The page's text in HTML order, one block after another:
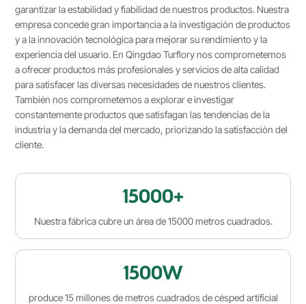
garantizar la estabilidad y fiabilidad de nuestros productos. Nuestra
empresa concede gran importancia a la investigación de productos
y a la innovación tecnológica para mejorar su rendimiento y la
experiencia del usuario. En Qingdao Turflory nos comprometemos
a ofrecer productos más profesionales y servicios de alta calidad
para satisfacer las diversas necesidades de nuestros clientes.
También nos comprometemos a explorar e investigar
constantemente productos que satisfagan las tendencias de la
industria y la demanda del mercado, priorizando la satisfacción del
cliente.
15000+
Nuestra fábrica cubre un área de 15000 metros cuadrados.
1500W
produce 15 millones de metros cuadrados de césped artificial